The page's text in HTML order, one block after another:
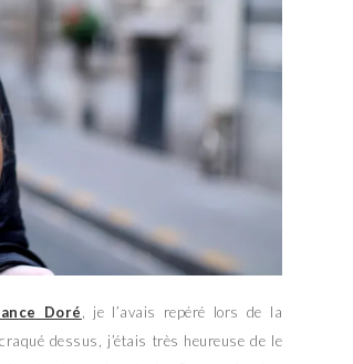
Doré
, je l’avais repéré lors de la
dessus, j’étais très heureuse de le